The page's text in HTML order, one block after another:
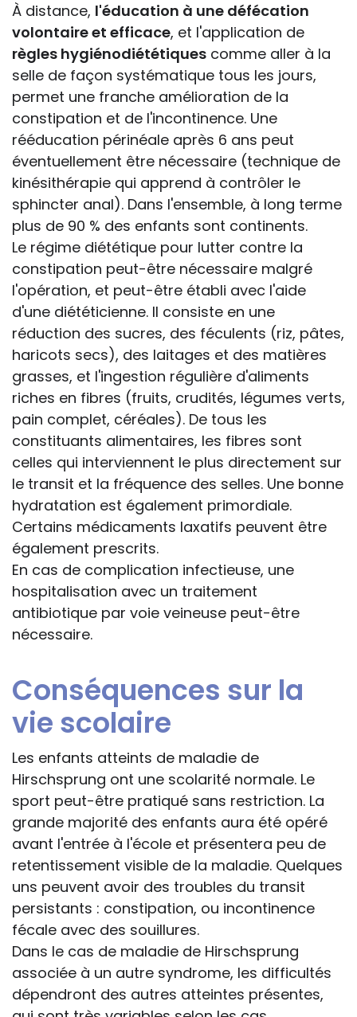
À distance, l'éducation à une défécation
volontaire et efficace, et l'application de
règles hygiénodiététiques comme aller à la
selle de façon systématique tous les jours,
permet une franche amélioration de la
constipation et de l'incontinence. Une
rééducation périnéale après 6 ans peut
éventuellement être nécessaire (technique de
kinésithérapie qui apprend à contrôler le
sphincter anal). Dans l'ensemble, à long terme
plus de 90 % des enfants sont continents.
Le régime diététique pour lutter contre la
constipation peut-être nécessaire malgré
l'opération, et peut-être établi avec l'aide
d'une diététicienne. Il consiste en une
réduction des sucres, des féculents (riz, pâtes,
haricots secs), des laitages et des matières
grasses, et l'ingestion régulière d'aliments
riches en fibres (fruits, crudités, légumes verts,
pain complet, céréales). De tous les
constituants alimentaires, les fibres sont
celles qui interviennent le plus directement sur
le transit et la fréquence des selles. Une bonne
hydratation est également primordiale.
Certains médicaments laxatifs peuvent être
également prescrits.
En cas de complication infectieuse, une
hospitalisation avec un traitement
antibiotique par voie veineuse peut-être
nécessaire.
Conséquences sur la
vie scolaire
Les enfants atteints de maladie de
Hirschsprung ont une scolarité normale. Le
sport peut-être pratiqué sans restriction. La
grande majorité des enfants aura été opéré
avant l'entrée à l'école et présentera peu de
retentissement visible de la maladie. Quelques
uns peuvent avoir des troubles du transit
persistants : constipation, ou incontinence
fécale avec des souillures.
Dans le cas de maladie de Hirschsprung
associée à un autre syndrome, les difficultés
dépendront des autres atteintes présentes,